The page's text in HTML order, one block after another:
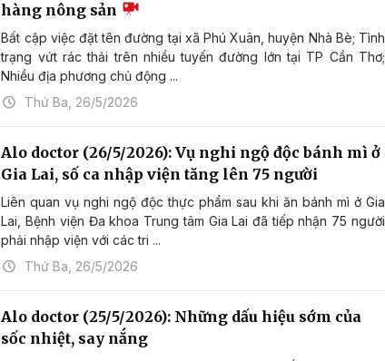
hàng nông sản
Bất cập việc đặt tên đường tại xã Phú Xuân, huyện Nhà Bè; Tình
trạng vứt rác thải trên nhiều tuyến đường lớn tại TP Cần Thơ;
Nhiều địa phương chủ động ...
Thứ Ba, 26/5/2026
Alo doctor (26/5/2026): Vụ nghi ngộ độc bánh mì ở
Gia Lai, số ca nhập viện tăng lên 75 người
Liên quan vụ nghi ngộ độc thực phẩm sau khi ăn bánh mì ở Gia
Lai, Bệnh viện Đa khoa Trung tâm Gia Lai đã tiếp nhận 75 người
phải nhập viện với các tri ...
Thứ Ba, 26/5/2026
Alo doctor (25/5/2026): Những dấu hiệu sớm của
sốc nhiệt, say nắng